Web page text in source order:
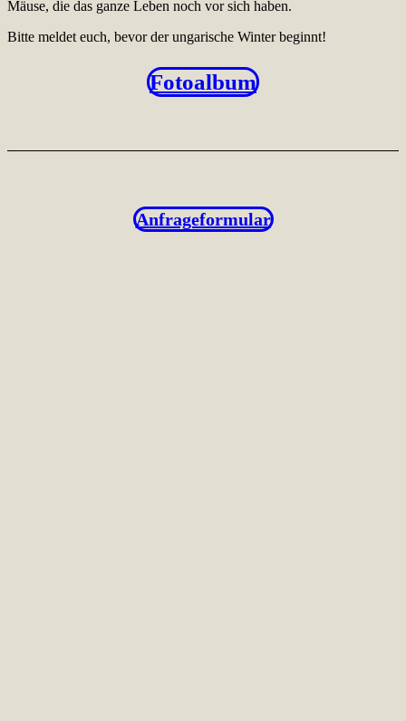
Mäuse, die das ganze Leben noch vor sich haben.
Bitte meldet euch, bevor der ungarische Winter beginnt!
Fotoalbum
Anfrageformular